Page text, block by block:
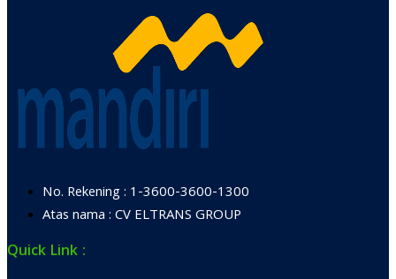
No. Rekening : 1-3600-3600-1300
Atas nama : CV ELTRANS GROUP
Quick Link :